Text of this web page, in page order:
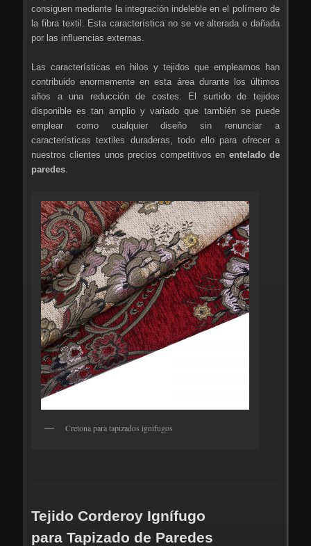
consiguen mediante la integración indeleble en el polímero de
la fibra textil. Esta característica no se ve alterada o dañada
por las influencias externas.
Las características en hilos y tejidos que empleamos han
contribuido enormemente en esta área durante los últimos
años a una reducción de costes. El surtido de tejidos
disponible es tan amplio y variado que también se puede
emplear como cualquier diseño sin renunciar a
características textiles duraderas, todo ello para ofrecer a
nuestros clientes unos precios competitivos en entelado de
paredes.
Cretona para tapizados ignifugos
Tejido Corderoy Ignífugo
para Tapizado de Paredes